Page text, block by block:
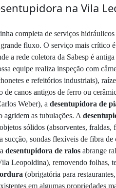
na Vila
completa de serviços
fluxo. O serviço mais crítico é
a rede coletora da Sabesp é
equipe realiza inspeção com
e refeitórios industriais),
de canos antigos de ferro ou
Weber), a desentupidora de
agridem as tubulações. A
sólidos (absorventes,
sucção, sondas flexíveis de fibra
desentupidora de ralos abrange
Leopoldina), removendo folhas,
(obrigatória para
em algumas propriedades